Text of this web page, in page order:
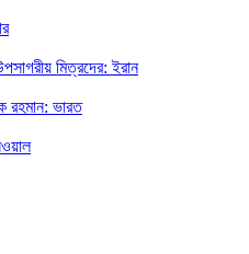
মিত্রদের: ইরান
রহমান: ভারত